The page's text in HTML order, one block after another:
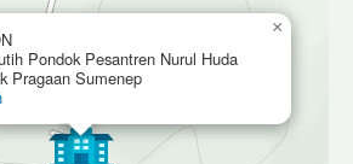
Pondok Pesantren Nurul Huda
Pragaan Sumenep
×